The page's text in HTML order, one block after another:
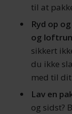
til at
Ryd op
og
sikkert
du ikke
med til
Lav en
og sidst?